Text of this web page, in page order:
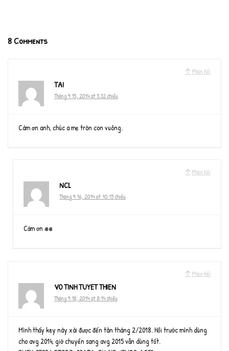
8 Comments
Phản hồi
TAI
Tháng 9 15, 2014 at 5:32 chiều
Cám ơn anh, chúc a mẹ tròn con vuông.
Phản hồi
NCL
Tháng 9 16, 2014 at 10:15 chiều
Cảm ơn @@
Phản hồi
VO TINH TUYET THIEN
Tháng 9 18, 2014 at 8:14 chiều
Mình thấy key này xài được đến tân tháng 2/2018. Hồi trước mình dùng
cho avg 2014, giờ chuyển sang avg 2015 vẫn dùng tốt.